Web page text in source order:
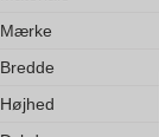
Mærke
Bredde
Højhed